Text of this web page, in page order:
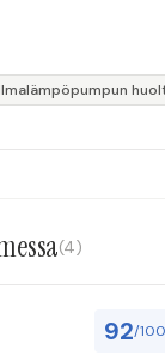
(4)
92/100